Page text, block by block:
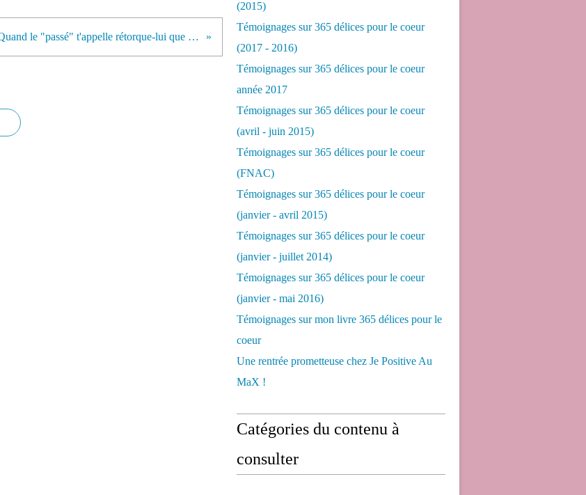
Quand le "passé" t'appelle rétorque-lui que tu es très occupé à vivre l'instant présent...
(2015)
Témoignages sur 365 délices pour le coeur
(2017 - 2016)
Témoignages sur 365 délices pour le coeur
année 2017
Témoignages sur 365 délices pour le coeur
(avril - juin 2015)
Témoignages sur 365 délices pour le coeur
(FNAC)
Témoignages sur 365 délices pour le coeur
(janvier - avril 2015)
Témoignages sur 365 délices pour le coeur
(janvier - juillet 2014)
Témoignages sur 365 délices pour le coeur
(janvier - mai 2016)
Témoignages sur mon livre 365 délices pour le
coeur
Une rentrée prometteuse chez Je Positive Au
MaX !
Catégories du contenu à
consulter